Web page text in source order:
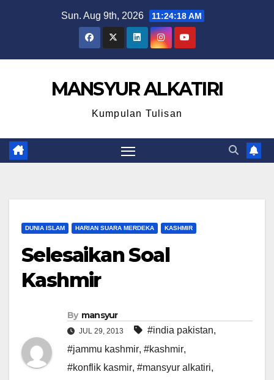
Sun. Aug 9th, 2026 11:24:19 AM
MANSYUR ALKATIRI
Kumpulan Tulisan
DUNIA ISLAM HARIAN SUARA MERDEKA KASHMIR
Selesaikan Soal
Kashmir
By mansyur
JUL 29, 2013 #india pakistan,
#jammu kashmir, #kashmir,
#konflik kasmir, #mansyur alkatiri,